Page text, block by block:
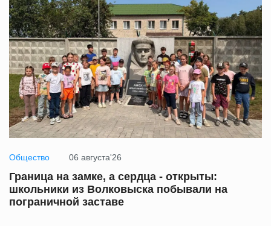
Общество 06 августа'26
Граница на замке, а сердца - открыты:
школьники из Волковыска побывали на
пограничной заставе